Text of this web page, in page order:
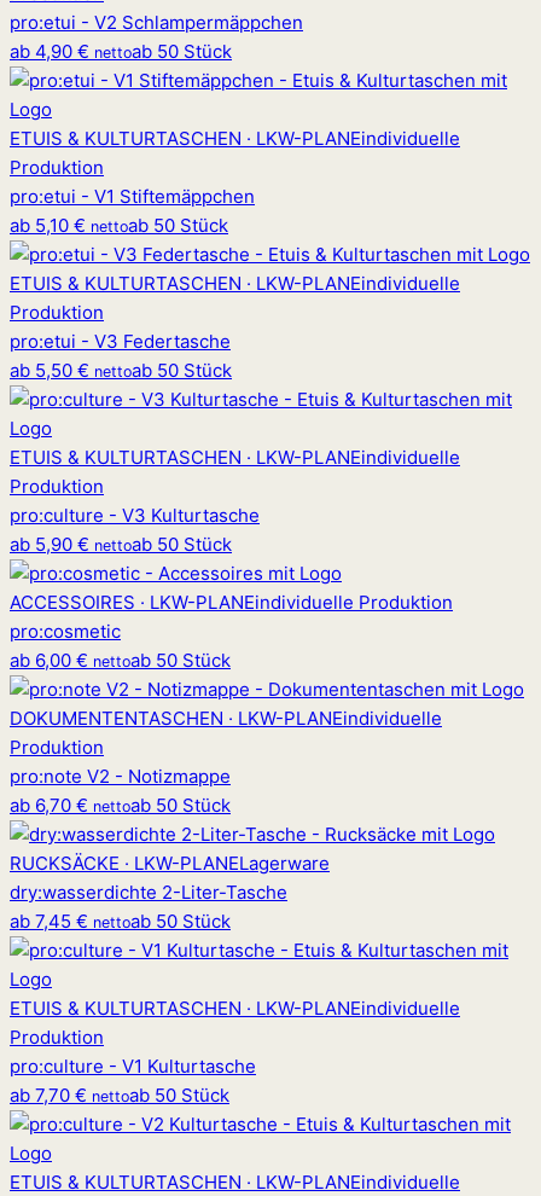
pro:etui - V2 Schlampermäppchen
ab 4,90 € nettoab 50 Stück
ETUIS & KULTURTASCHEN · LKW-PLANEindividuelle
Produktion
pro:etui - V1 Stiftemäppchen
ab 5,10 € nettoab 50 Stück
ETUIS & KULTURTASCHEN · LKW-PLANEindividuelle
Produktion
pro:etui - V3 Federtasche
ab 5,50 € nettoab 50 Stück
ETUIS & KULTURTASCHEN · LKW-PLANEindividuelle
Produktion
pro:culture - V3 Kulturtasche
ab 5,90 € nettoab 50 Stück
ACCESSOIRES · LKW-PLANEindividuelle Produktion
pro:cosmetic
ab 6,00 € nettoab 50 Stück
DOKUMENTENTASCHEN · LKW-PLANEindividuelle
Produktion
pro:note V2 - Notizmappe
ab 6,70 € nettoab 50 Stück
RUCKSÄCKE · LKW-PLANELagerware
dry:wasserdichte 2-Liter-Tasche
ab 7,45 € nettoab 50 Stück
ETUIS & KULTURTASCHEN · LKW-PLANEindividuelle
Produktion
pro:culture - V1 Kulturtasche
ab 7,70 € nettoab 50 Stück
ETUIS & KULTURTASCHEN · LKW-PLANEindividuelle